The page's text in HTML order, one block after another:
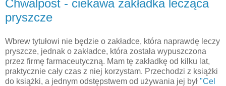
Chwalpost - ciekawa zakładka lecząca
pryszcze
Wbrew tytułowi nie będzie o zakładce, która naprawdę leczy
pryszcze, jednak o zakładce, która została wypuszczona
przez firmę farmaceutyczną. Mam tę zakładkę od kilku lat,
praktycznie cały czas z niej korzystam. Przechodzi z książki
do książki, a jednym odstępstwem od używania jej był "Cel